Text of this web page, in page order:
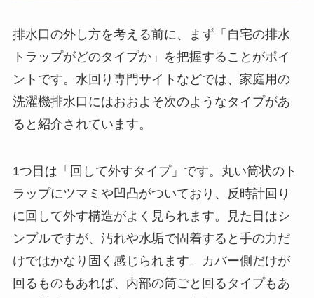
排水口の外し方を考える前に、まず「自宅の排水
トラップがどのタイプか」を把握することがポイ
ントです。水回り専門サイトなどでは、家庭用の
洗濯機排水口にはおおよそ次のようなタイプがあ
ると紹介されています。
1つ目は「回して外すタイプ」です。丸い筒状のト
ラップにツマミや凹凸がついており、反時計回り
に回して外す構造がよく見られます。見た目はシ
ンプルですが、汚れや水垢で固着すると手の力だ
けではかなり固く感じられます。カバー側だけが
回るものもあれば、内部の筒ごと回るタイプもあ